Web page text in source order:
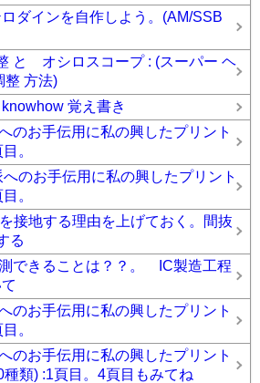
ロダインを自作しよう。(AM/SSB
と オシロスコープ : (スーパー ヘ
整 方法)
覚え書き
お手伝用に私の興したプリント
。
のお手伝用に私の興したプリント
。
接地する理由を上げておく。間抜
る
できることは？？。 IC製造工程
お手伝用に私の興したプリント
。
お手伝用に私の興したプリント
類) :1頁目。4頁目もみてね